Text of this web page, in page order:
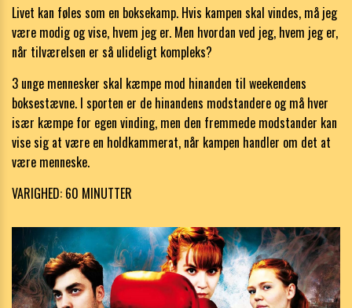
Livet kan føles som en boksekamp. Hvis kampen skal vindes, må jeg
være modig og vise, hvem jeg er. Men hvordan ved jeg, hvem jeg er,
når tilværelsen er så ulideligt kompleks?
3 unge mennesker skal kæmpe mod hinanden til weekendens
boksestævne. I sporten er de hinandens modstandere og må hver
især kæmpe for egen vinding, men den fremmede modstander kan
vise sig at være en holdkammerat, når kampen handler om det at
være menneske.
VARIGHED: 60 MINUTTER